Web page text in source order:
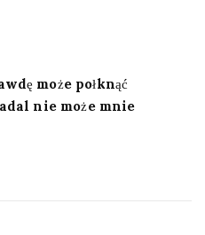
może połknąć
nie może mnie